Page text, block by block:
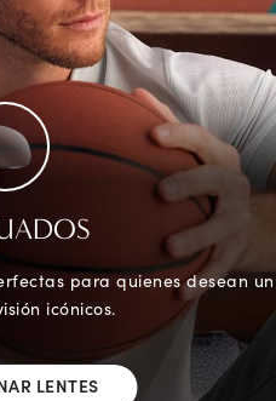
para quienes desean un
icónicos.
LENTES